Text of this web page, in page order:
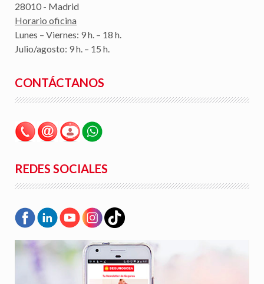
28010 - Madrid
Horario oficina
Lunes – Viernes: 9 h. – 18 h.
Julio/agosto: 9 h. – 15 h.
CONTÁCTANOS
REDES SOCIALES